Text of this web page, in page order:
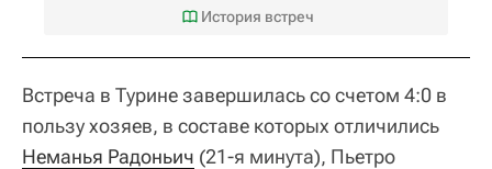
История встреч
Встреча в Турине завершилась со счетом 4:0 в
пользу хозяев, в составе которых отличились
Неманья Радоньич (21-я минута), Пьетро